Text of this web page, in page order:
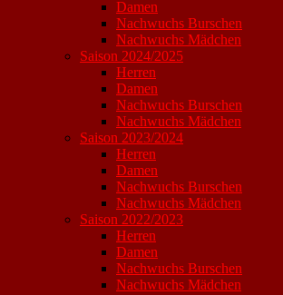
Damen
Nachwuchs Burschen
Nachwuchs Mädchen
Saison 2024/2025
Herren
Damen
Nachwuchs Burschen
Nachwuchs Mädchen
Saison 2023/2024
Herren
Damen
Nachwuchs Burschen
Nachwuchs Mädchen
Saison 2022/2023
Herren
Damen
Nachwuchs Burschen
Nachwuchs Mädchen